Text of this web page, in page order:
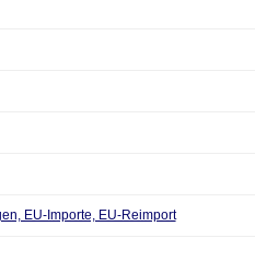
EU-Importe, EU-Reimport